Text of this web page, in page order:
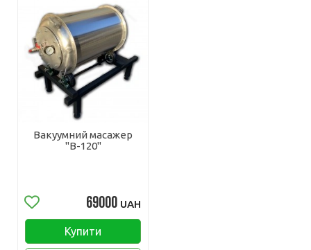
Вакуумний масажер
"B-120"
69000 UAH
Купити